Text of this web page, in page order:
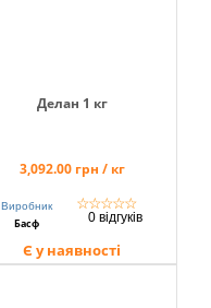
Делан 1 кг
3,092.00 грн / кг
Виробник
Басф
☆☆☆☆☆
0 відгуків
Є у наявності